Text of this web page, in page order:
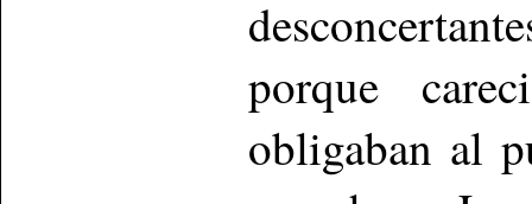
porque
obligaban al